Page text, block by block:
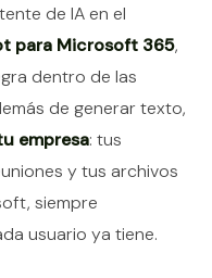
de IA en el
para Microsoft 365,
dentro de las
de generar texto,
empresa: tus
y tus archivos
siempre
usuario ya tiene.